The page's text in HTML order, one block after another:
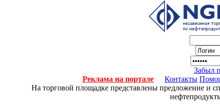
Забыл
Реклама на портале
Контакты
На торговой площадке представлены предложение и